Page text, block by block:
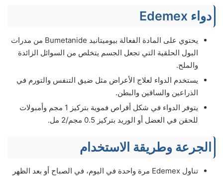
دواء Edemex
يحتوي على المادة الفعالة بيوميتانيد Bumetanide من مدرات
البول الحلقية التي تجعل الجسم يتخلص من السوائل الزائدة
والملح.
يستخدم الدواء لعلاج الأعراض مثل ضيق التنفس والتورم في
الذراعين والساقين والبطن.
يتوفر الدواء في شكل أقراص فموية بتركيز 1 مجم وأمبولات
للحقن في العضل أو الوريد بتركيز 0.5 مجم/2 مل.
الجرعة وطريقة الاستخدام
تناول Edemex مرة واحدة في اليوم، في الصباح أو بعد الظهر